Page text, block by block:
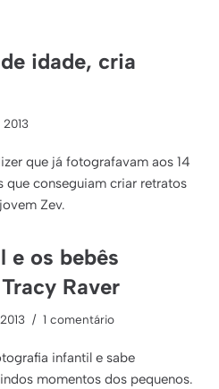
idade, cria
que já fotografavam aos 14
que conseguiam criar retratos
Zev.
e os bebês
Raver
1 comentário
infantil e sabe
momentos dos pequenos.